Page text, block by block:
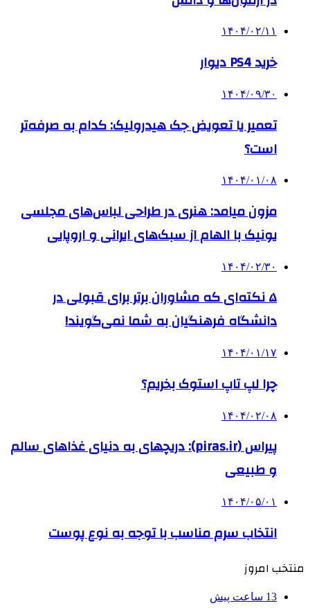
۱۴۰۴/۰۲/۱۱
خرید PS4 دیوار
۱۴۰۴/۰۹/۳۰
تعمیر یا تعویض جک هیدرولیک: کدام به صرفه‌تر
است؟
۱۴۰۴/۰۱/۰۸
مزون میامد: هنری در طراحی لباس‌های مجلسی
یونیک با الهام از سبک‌های ایرانی و اروپایی
۱۴۰۴/۰۲/۳۰
۵ نکته‌ای که مشاوران برتر برای قبولی در
دانشگاه فرهنگیان به شما نمی‌گویند!
۱۴۰۴/۰۱/۱۷
چرا لپ تاپ استوک بخریم؟
۱۴۰۴/۰۲/۰۸
پیراس (piras.ir): دریچهای به دنیای غذاهای سالم
و طبیعی
۱۴۰۴/۰۵/۰۱
انتخاب سرم مناسب با توجه به نوع پوست
منتخب امروز
13 ساعت پیش